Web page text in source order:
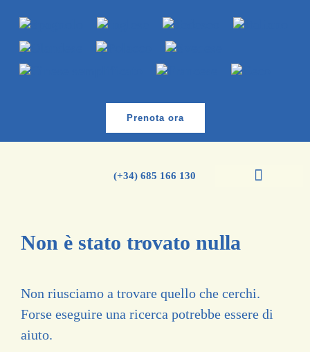
Prenota ora
(+34) 685 166 130
Non è stato trovato nulla
Non riusciamo a trovare quello che cerchi.
Forse eseguire una ricerca potrebbe essere di
aiuto.